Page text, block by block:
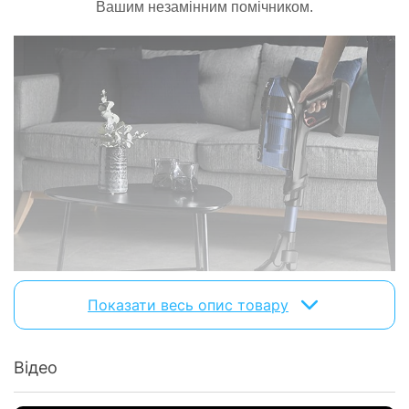
пилозбірника :
Особливості
Збір рідини:
Циклонна
є
є
Турбо-режим:
Турбощітка:
є
Килим:
є
Вашим незамінним помічником.
Показати весь опис товару
Відео